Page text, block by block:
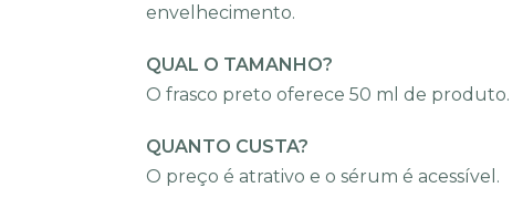
envelhecimento.
QUAL O TAMANHO?
O frasco preto oferece 50 ml de produto.
QUANTO CUSTA?
O preço é atrativo e o sérum é acessível.